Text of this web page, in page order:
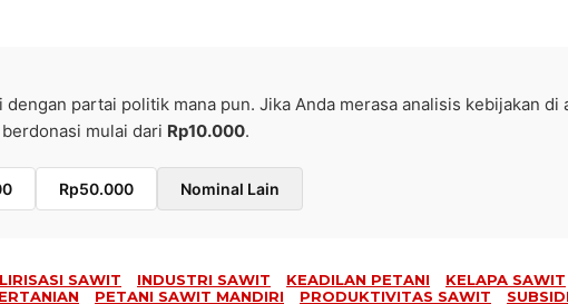
partai politik mana pun. Jika Anda merasa analisis kebijakan
mulai dari Rp10.000.
Rp50.000 Nominal Lain
SAWIT INDUSTRI SAWIT KEADILAN PETANI
KELAPA SAWIT
PETANI SAWIT MANDIRI PRODUKTIVITAS SAWIT